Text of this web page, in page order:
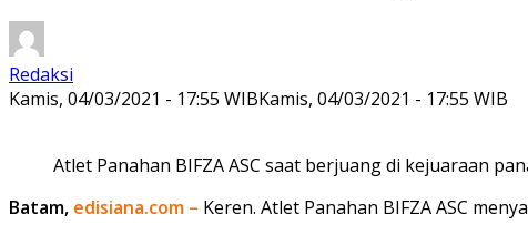
Redaksi
Kamis, 04/03/2021 - 17:55 WIBKamis, 04/03/2021 - 17:55 WIB
Atlet Panahan BIFZA ASC saat berjuang di kejuaraan
Batam, edisiana.com – Keren. Atlet Panahan BIFZA ASC